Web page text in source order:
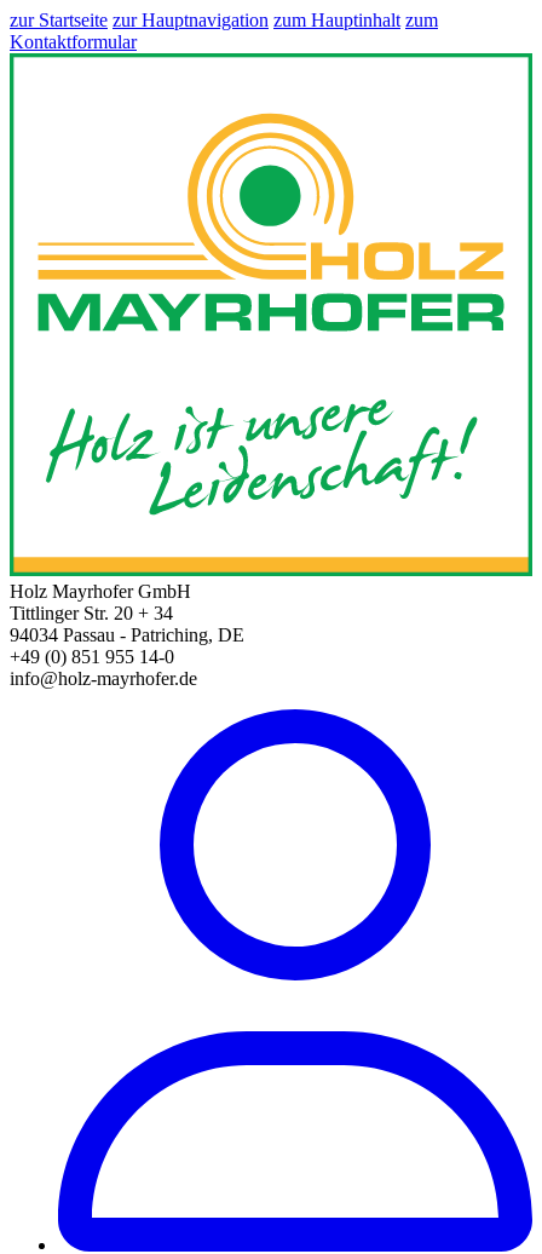
zur Startseite zur Hauptnavigation zum Hauptinhalt zum
Kontaktformular
Holz Mayrhofer GmbH
Tittlinger Str. 20 + 34
94034 Passau - Patriching, DE
+49 (0) 851 955 14-0
info@holz-mayrhofer.de